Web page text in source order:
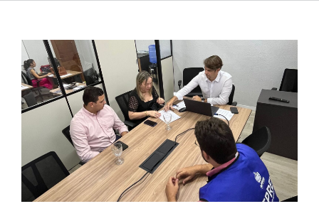
View
Larger
Image